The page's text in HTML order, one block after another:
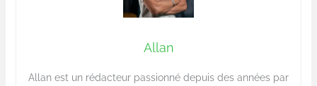
Allan
Allan est un rédacteur passionné depuis des années par